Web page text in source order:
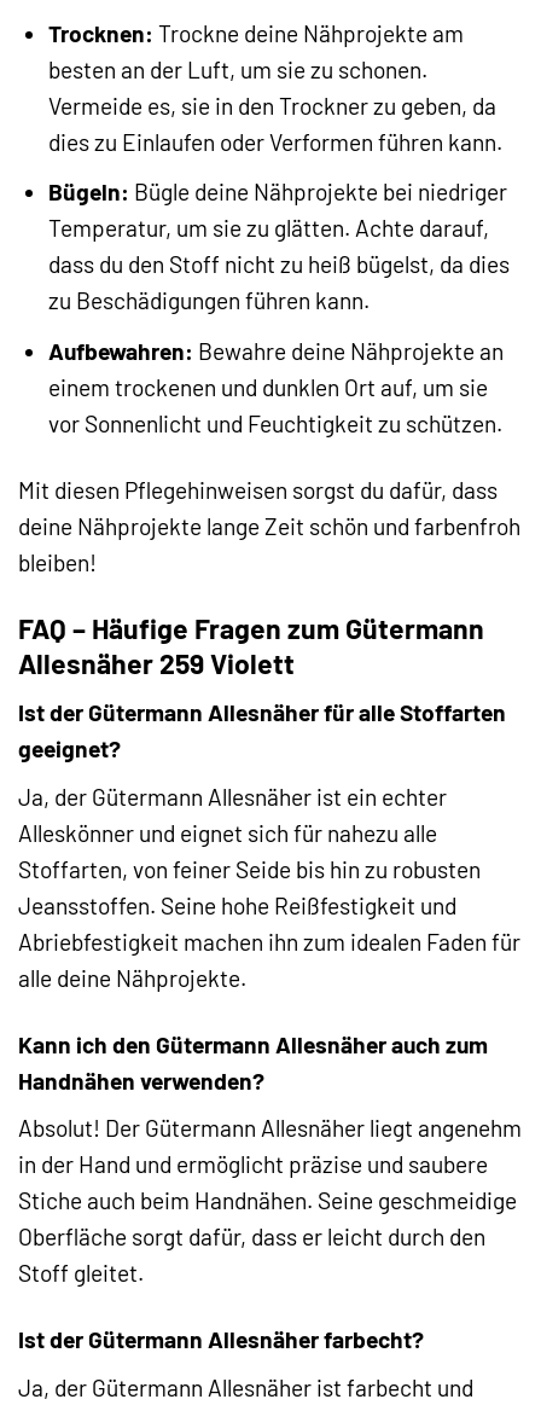
Trocknen: Trockne deine Nähprojekte am
besten an der Luft, um sie zu schonen.
Vermeide es, sie in den Trockner zu geben, da
dies zu Einlaufen oder Verformen führen kann.
Bügeln: Bügle deine Nähprojekte bei niedriger
Temperatur, um sie zu glätten. Achte darauf,
dass du den Stoff nicht zu heiß bügelst, da dies
zu Beschädigungen führen kann.
Aufbewahren: Bewahre deine Nähprojekte an
einem trockenen und dunklen Ort auf, um sie
vor Sonnenlicht und Feuchtigkeit zu schützen.
Mit diesen Pflegehinweisen sorgst du dafür, dass
deine Nähprojekte lange Zeit schön und farbenfroh
bleiben!
FAQ – Häufige Fragen zum Gütermann
Allesnäher 259 Violett
Ist der Gütermann Allesnäher für alle Stoffarten
geeignet?
Ja, der Gütermann Allesnäher ist ein echter
Alleskönner und eignet sich für nahezu alle
Stoffarten, von feiner Seide bis hin zu robusten
Jeansstoffen. Seine hohe Reißfestigkeit und
Abriebfestigkeit machen ihn zum idealen Faden für
alle deine Nähprojekte.
Kann ich den Gütermann Allesnäher auch zum
Handnähen verwenden?
Absolut! Der Gütermann Allesnäher liegt angenehm
in der Hand und ermöglicht präzise und saubere
Stiche auch beim Handnähen. Seine geschmeidige
Oberfläche sorgt dafür, dass er leicht durch den
Stoff gleitet.
Ist der Gütermann Allesnäher farbecht?
Ja, der Gütermann Allesnäher ist farbecht und